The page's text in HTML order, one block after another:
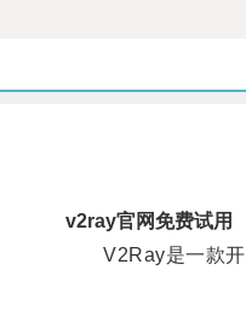
v2ray官网免费试用
V2Ray是一款开